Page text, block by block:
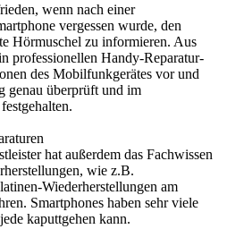
wenn nach einer
vergessen wurde, den
Hörmuschel zu informieren. Aus
professionellen Handy-Reparatur-
des Mobilfunkgerätes vor und
genau überprüft und im
hat außerdem das Fachwissen
wie z.B.
Wiederherstellungen am
Smartphones haben sehr viele
kaputtgehen kann.